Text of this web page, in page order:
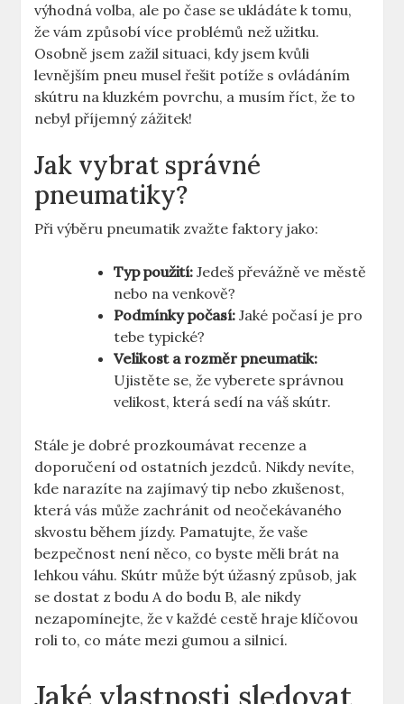
výhodná volba, ale po čase se ukládáte k tomu,
že vám způsobí více problémů než užitku.
Osobně jsem zažil situaci, kdy jsem kvůli
levnějším pneu musel řešit potíže s ovládáním
skútru na kluzkém povrchu, a musím říct, že to
nebyl příjemný zážitek!
Jak vybrat správné
pneumatiky?
Při výběru pneumatik zvažte faktory jako:
Typ použití: Jedeš převážně ve městě
nebo na venkově?
Podmínky počasí: Jaké počasí je pro
tebe typické?
Velikost a rozměr pneumatik:
Ujistěte se, že vyberete správnou
velikost, která sedí na váš skútr.
Stále je dobré prozkoumávat recenze a
doporučení od ostatních jezdců. Nikdy nevíte,
kde narazíte na zajímavý tip nebo zkušenost,
která vás může zachránit od neočekávaného
skvostu během jízdy. Pamatujte, že vaše
bezpečnost není něco, co byste měli brát na
lehkou váhu. Skútr může být úžasný způsob, jak
se dostat z bodu A do bodu B, ale nikdy
nezapomínejte, že v každé cestě hraje klíčovou
roli to, co máte mezi gumou a silnicí.